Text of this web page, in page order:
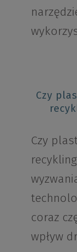
Czy
Czy
coraz
wpływ